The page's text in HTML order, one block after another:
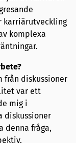
karriärutveckling
komplexa
från diskussioner
var ett
mig i
diskussioner
denna fråga,